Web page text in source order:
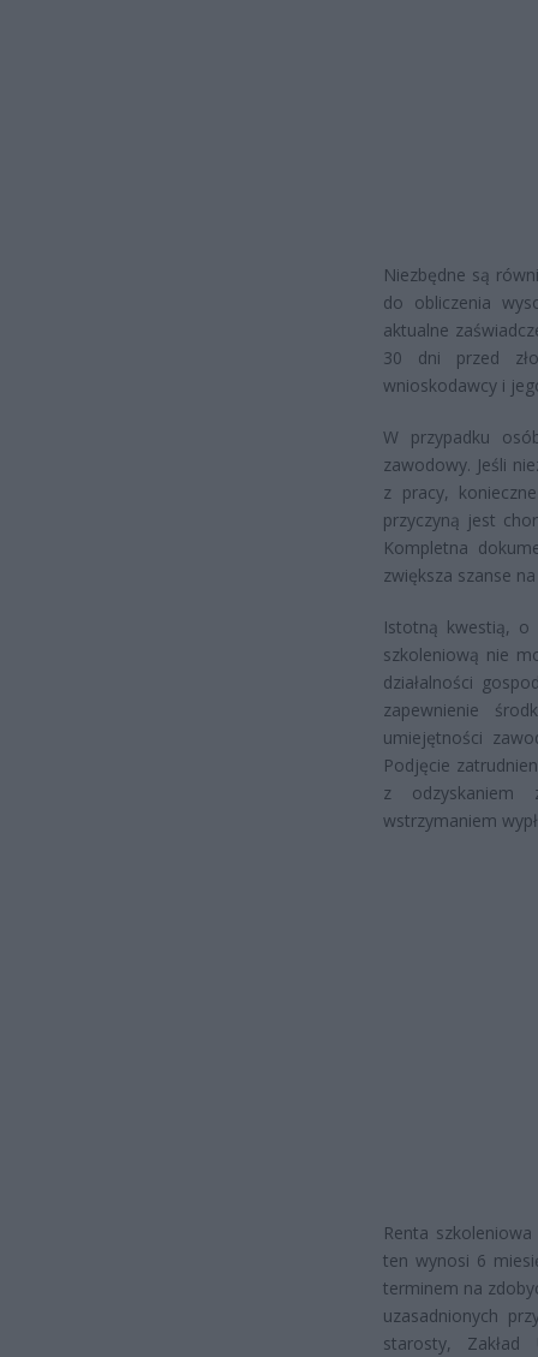
Niezbędne są
do obliczenia
aktualne
30 dni przed
wnioskodawcy i
W przypadku
zawodowy. Jeśli
z pracy,
przyczyną jest
Kompletna
zwiększa szanse
Istotną kwestią,
szkoleniową nie
działalności
zapewnienie
umiejętności
Podjęcie
z odzyskaniem
wstrzymaniem
Renta
ten wynosi 6
terminem na
uzasadnionych
starosty, Zakład